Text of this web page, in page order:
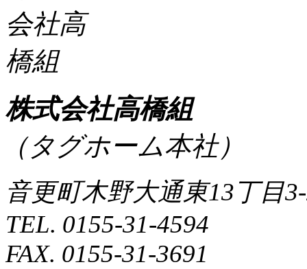
株式会社高橋組
（タグホーム本社）
音更町木野大通東13丁目
TEL. 0155-31-4594
FAX. 0155-31-3691